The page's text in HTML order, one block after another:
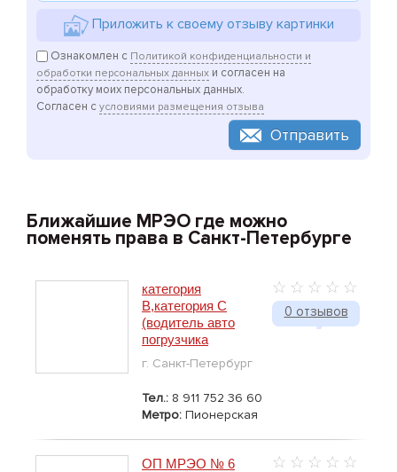
Приложить к своему отзыву картинки
Ознакомлен с Политикой конфиденциальности и
обработки персональных данных и согласен на
обработку моих персональных данных.
Согласен с условиями размещения отзыва
Отправить
Ближайшие МРЭО где можно
поменять права в Санкт-Петербурге
0 отзывов
категория
В,категория С
(водитель авто
погрузчика
г. Санкт-Петербург
Тел.: 8 911 752 36 60
Метро: Пионерская
ОП МРЭО № 6